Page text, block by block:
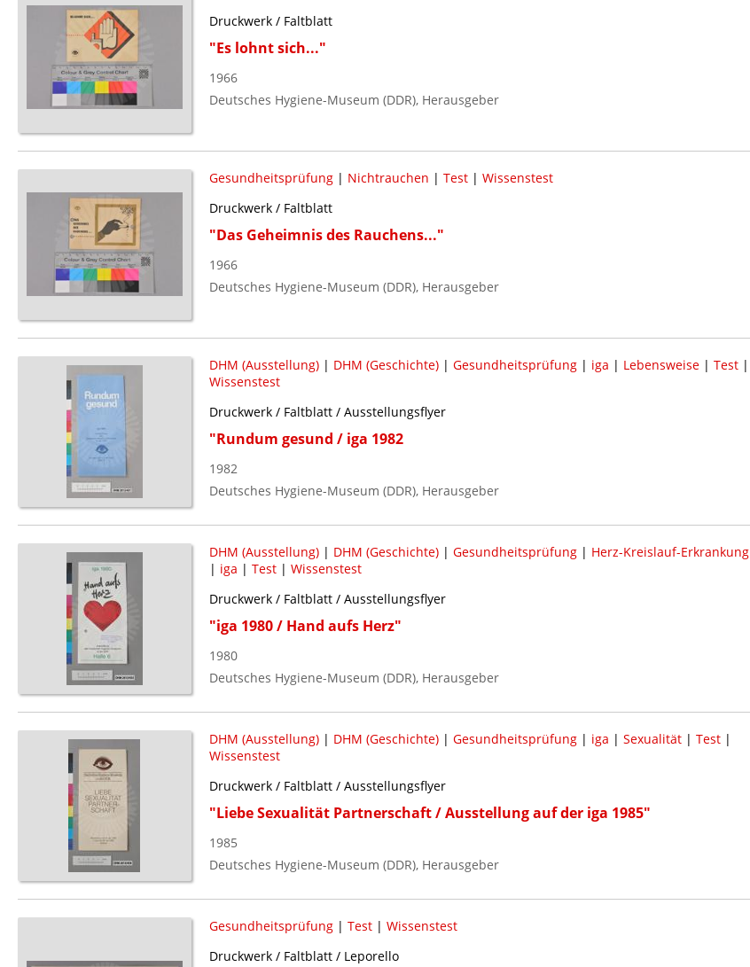
Druckwerk / Faltblatt
"Es lohnt sich..."
1966
Deutsches Hygiene-Museum (DDR), Herausgeber
Gesundheitsprüfung| Nichtrauchen | Test| Wissenstest
Druckwerk / Faltblatt
"Das Geheimnis des Rauchens..."
1966
Deutsches Hygiene-Museum (DDR), Herausgeber
DHM (Ausstellung)| DHM (Geschichte)| Gesundheitsprüfung| iga | Lebensweise| Test|
Wissenstest
Druckwerk / Faltblatt / Ausstellungsflyer
"Rundum gesund / iga 1982
1982
Deutsches Hygiene-Museum (DDR), Herausgeber
DHM (Ausstellung)| DHM (Geschichte)| Gesundheitsprüfung| Herz-Kreislauf-Erkrankung
| iga | Test| Wissenstest
Druckwerk / Faltblatt / Ausstellungsflyer
"iga 1980 / Hand aufs Herz"
1980
Deutsches Hygiene-Museum (DDR), Herausgeber
DHM (Ausstellung)| DHM (Geschichte)| Gesundheitsprüfung| iga | Sexualität| Test|
Wissenstest
Druckwerk / Faltblatt / Ausstellungsflyer
"Liebe Sexualität Partnerschaft / Ausstellung auf der iga 1985"
1985
Deutsches Hygiene-Museum (DDR), Herausgeber
Gesundheitsprüfung| Test| Wissenstest
Druckwerk / Faltblatt / Leporello